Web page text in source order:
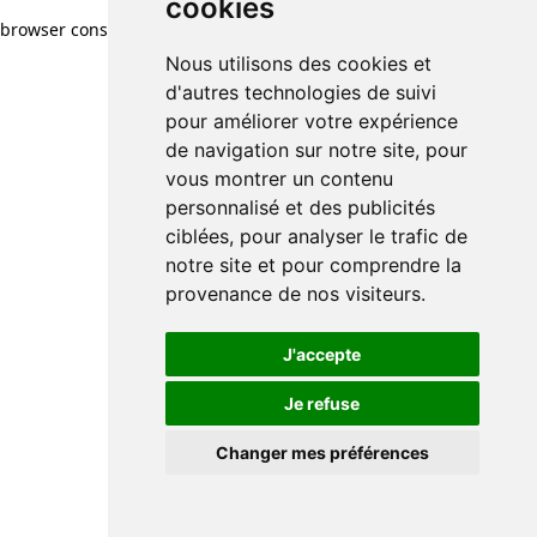
cookies
Nous utilisons des cookies et
d'autres technologies de suivi
pour améliorer votre expérience
de navigation sur notre site, pour
vous montrer un contenu
personnalisé et des publicités
ciblées, pour analyser le trafic de
notre site et pour comprendre la
provenance de nos visiteurs.
J'accepte
Je refuse
Changer mes préférences
browser console for more information)